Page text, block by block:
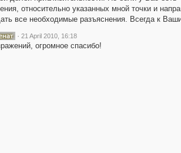
относительно указанных мной точки и
все необходимые разъяснения. Всегда к
· 21 April 2010, 16:18
огромное спасибо!